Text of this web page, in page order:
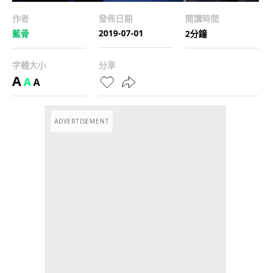
作者
藍骨
發佈日期
2019-07-01
閱讀時間
2分鐘
字體大小
AAA
分享
ADVERTISEMENT